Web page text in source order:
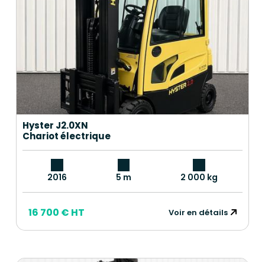
Hyster J2.0XN
Chariot électrique
2016 5 m 2 000 kg
16 700 € HT Voir en détails